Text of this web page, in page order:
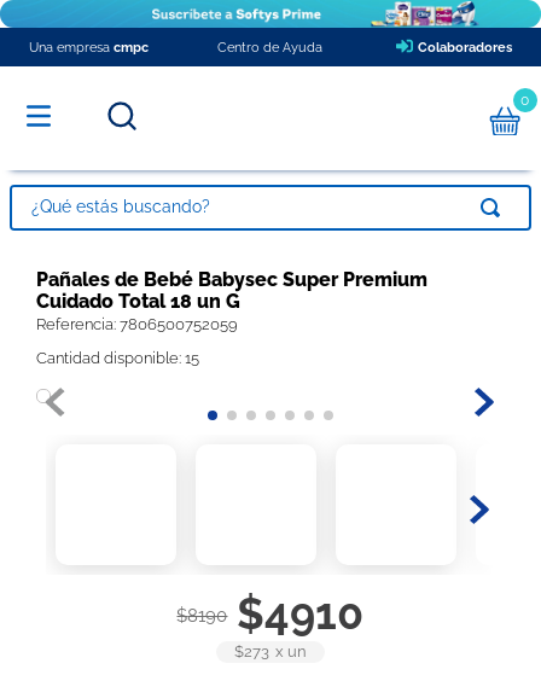
Una empresa cmpc Centro de Ayuda Colaboradores
0
¿Qué estás buscando?
Pañales de Bebé Babysec Super Premium
Cuidado Total 18 un G
Referencia: 7806500752059
Cantidad disponible: 15
$8190 $4910
$273 x un
TÉRMINOS MÁS BUSCADOS
1.
pañales
papel higienico
3.
protector diario ladysoft protección ultradelgada tela suave